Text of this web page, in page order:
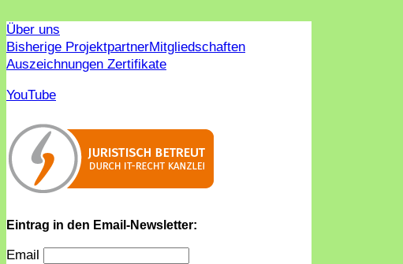
Über uns
Bisherige ProjektpartnerMitgliedschaften
Auszeichnungen Zertifikate
YouTube
Eintrag in den Email-Newsletter:
Email